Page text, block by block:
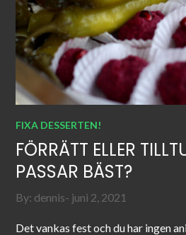
FIXA DESSERTEN!
FÖRRÄTT ELLER
PASSAR BÄST?
By: dennis Posted
juni 2, 2021
Det vankas fest och du har ingen